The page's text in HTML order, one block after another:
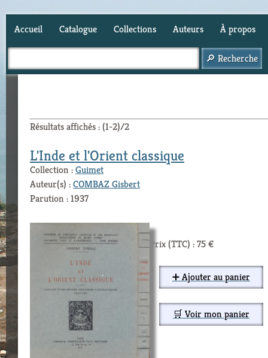
Accueil Catalogue Collections Auteurs À propos
Résultats affichés : (1-2)/2
L'Inde et l'Orient classique
Collection :Guimet
Auteur(s) :COMBAZ Gisbert
Parution : 1937
Prix (TTC) : 75 €
➕ Ajouter au panier
🛒 Voir mon panier